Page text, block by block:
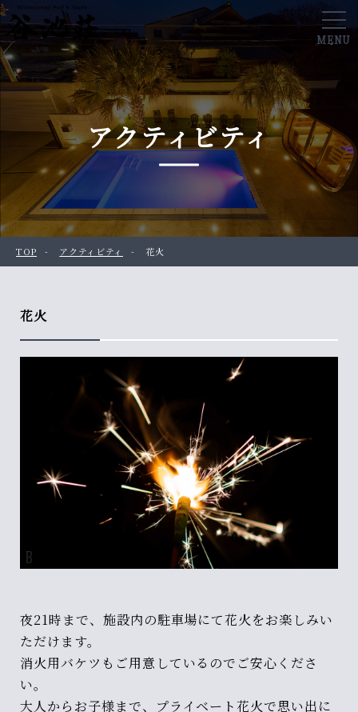
MENU
アクティビティ
TOP アクティビティ 花火
花火
夜21時まで、施設内の駐車場にて花火をお楽しみい
ただけます。
消火用バケツもご用意しているのでご安心くださ
い。
大人からお子様まで、プライベート花火で思い出に